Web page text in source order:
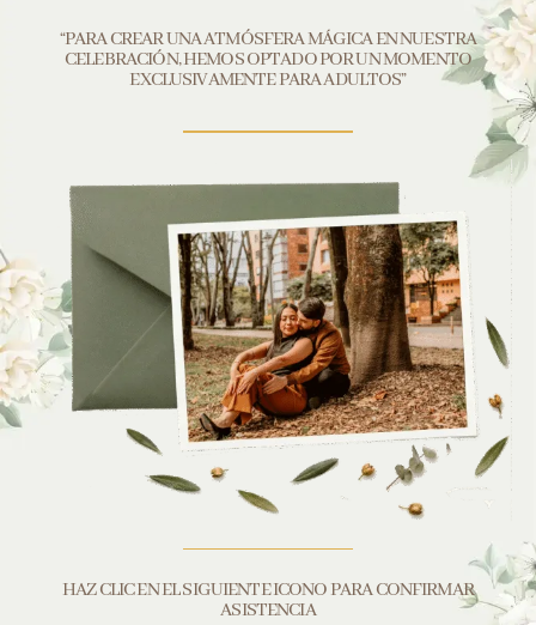
“PARA CREAR UNA ATMÓSFERA MÁGICA EN NUESTRA
CELEBRACIÓN, HEMOS OPTADO POR UN MOMENTO
EXCLUSIVAMENTE PARA ADULTOS”
HAZ CLIC EN EL SIGUIENTE ICONO PARA CONFIRMAR
ASISTENCIA